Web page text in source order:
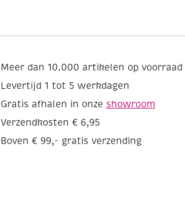
aantal
Meer dan 10.000 artikelen op voorraad
Levertijd 1 tot 5 werkdagen
Gratis afhalen in onze showroom
Verzendkosten € 6,95
Boven € 99,- gratis verzending